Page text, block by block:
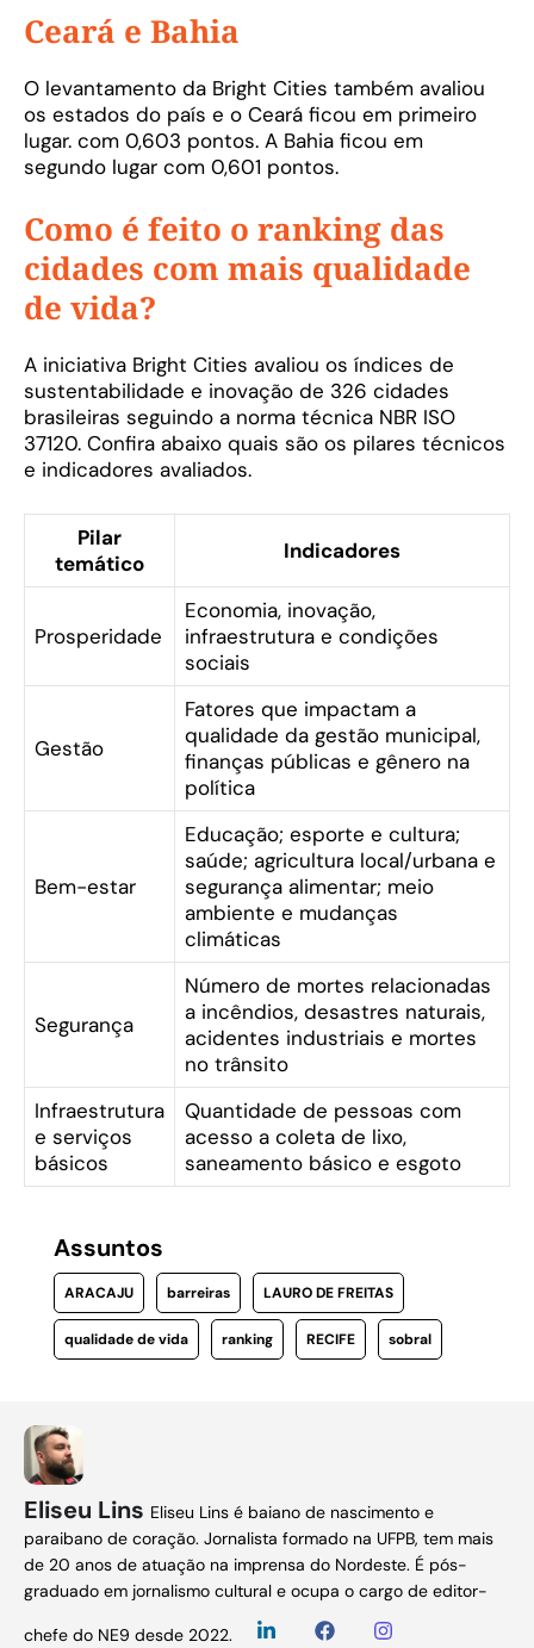
Ceará e Bahia
O levantamento da Bright Cities também avaliou
os estados do país e o Ceará ficou em primeiro
lugar. com 0,603 pontos. A Bahia ficou em
segundo lugar com 0,601 pontos.
Como é feito o ranking das
cidades com mais qualidade
de vida?
A iniciativa Bright Cities avaliou os índices de
sustentabilidade e inovação de 326 cidades
brasileiras seguindo a norma técnica NBR ISO
37120. Confira abaixo quais são os pilares técnicos
e indicadores avaliados.
Pilar
temático
Indicadores
Prosperidade
Economia, inovação,
infraestrutura e condições
sociais
Gestão
Fatores que impactam a
qualidade da gestão municipal,
finanças públicas e gênero na
política
Bem-estar
Educação; esporte e cultura;
saúde; agricultura local/urbana e
segurança alimentar; meio
ambiente e mudanças
climáticas
Segurança
Número de mortes relacionadas
a incêndios, desastres naturais,
acidentes industriais e mortes
no trânsito
Infraestrutura
e serviços
básicos
Quantidade de pessoas com
acesso a coleta de lixo,
saneamento básico e esgoto
Assuntos
ARACAJU barreiras LAURO DE FREITAS
qualidade de vida ranking RECIFE sobral
Eliseu Lins Eliseu Lins é baiano de nascimento e
paraibano de coração. Jornalista formado na UFPB, tem mais
de 20 anos de atuação na imprensa do Nordeste. É pós-
graduado em jornalismo cultural e ocupa o cargo de editor-
chefe do NE9 desde 2022.